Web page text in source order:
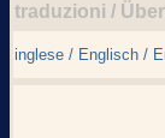
traduzioni /
inglese / Englisch /